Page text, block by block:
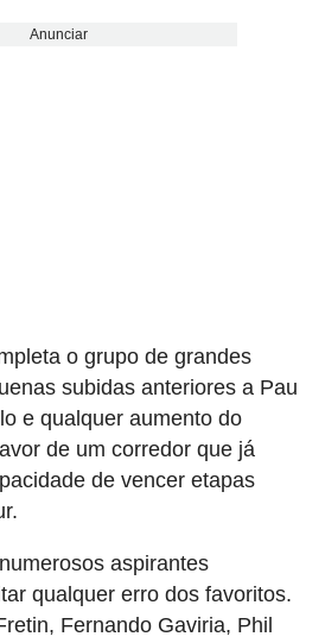
Anunciar
o grupo de grandes
subidas anteriores a Pau
e qualquer aumento do
de um corredor que já
de vencer etapas
aspirantes
qualquer erro dos favoritos.
Fernando Gaviria, Phil